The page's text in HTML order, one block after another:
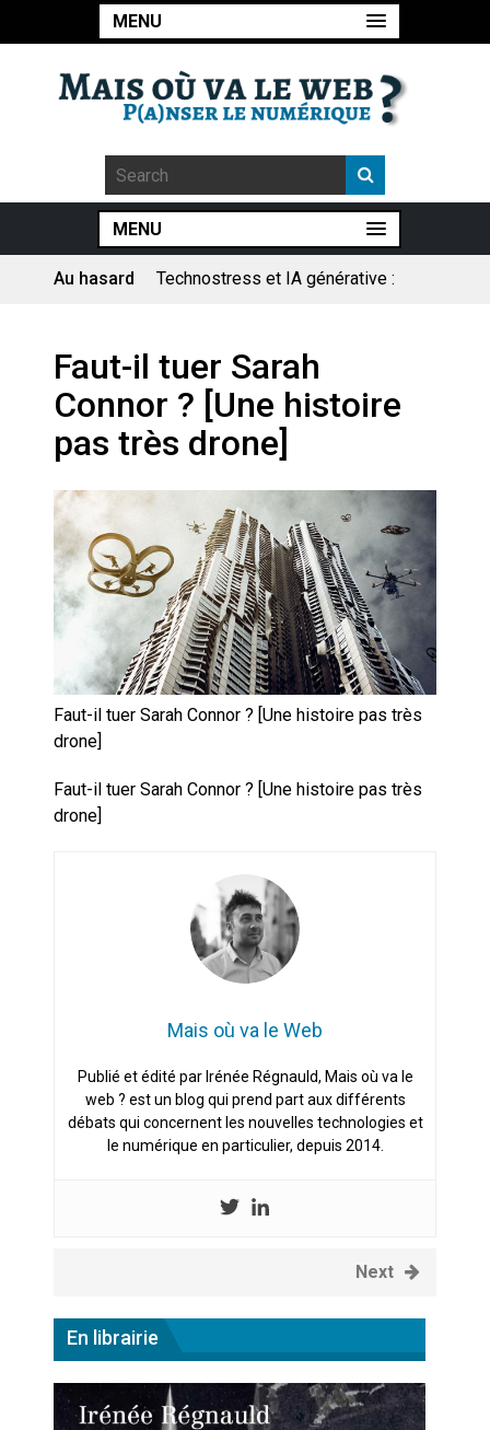
MENU
MENU
Au hasard
Technostress et IA générative :
Pourquoi les études qui
prévoient la fin de l’emploi « à
cause » de l’IA se plantent-
elles toujours ?
Le consultant : une lecture
sociologique
Quand Mistral veut moraliser le
pillage
Commentaire sur la polémique
des perroquets
Les syndicats, (tout) contre l’IA
En Seine-et-Marne, le projet de
Addendum sur les machines à
laver, et l’intelligence artificielle
La vaste blague du macronisme
crypto-spatial
Faut-il tuer Sarah
Connor ? [Une histoire
pas très drone]
Faut-il tuer Sarah Connor ? [Une histoire pas très
drone]
Faut-il tuer Sarah Connor ? [Une histoire pas très
drone]
Mais où va le Web
Publié et édité par Irénée Régnauld, Mais où va le
web ? est un blog qui prend part aux différents
débats qui concernent les nouvelles technologies et
le numérique en particulier, depuis 2014.
Next
En librairie